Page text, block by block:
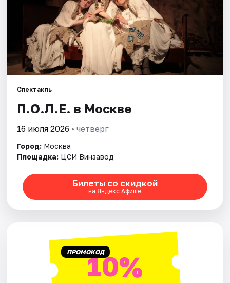
Экскурсии
Спорт
События
Города
Площадки
Артисты
Рейтинги
Спектакль
П.О.Л.Е. в Москве
16 июля 2026 • четверг
Город: Москва
Площадка: ЦСИ Винзавод
Билеты со скидкой
на Яндекс Афише
ПРОМОКОД10%